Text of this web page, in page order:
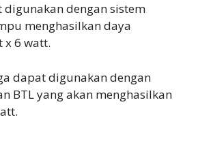
digunakan dengan sistem
menghasilkan daya
x 6 watt.
dapat digunakan dengan
BTL yang akan menghasilkan